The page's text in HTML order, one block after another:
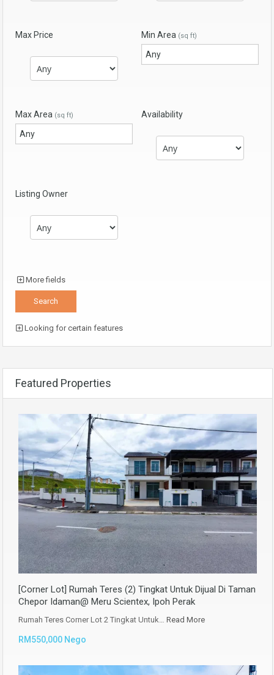
Max Price Min Area (sq ft)
Max Area (sq ft) Availability
Listing Owner
More fields
Looking for certain features
Featured Properties
[Corner Lot] Rumah Teres (2) Tingkat Untuk Dijual Di Taman
Chepor Idaman@ Meru Scientex, Ipoh Perak
Rumah Teres Corner Lot 2 Tingkat Untuk… Read More
RM550,000 Nego